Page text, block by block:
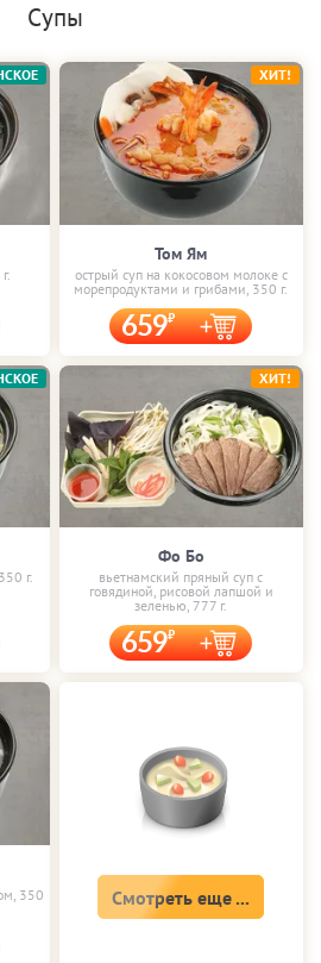
Супы
Том Ям
острый суп на кокосовом молоке с
морепродуктами и грибами, 350 г.
659
ХИТ!
г.
Фо Бо
вьетнамский пряный суп с
говядиной, рисовой лапшой и
зеленью, 777 г.
659
ХИТ!
350
Смотреть еще ...